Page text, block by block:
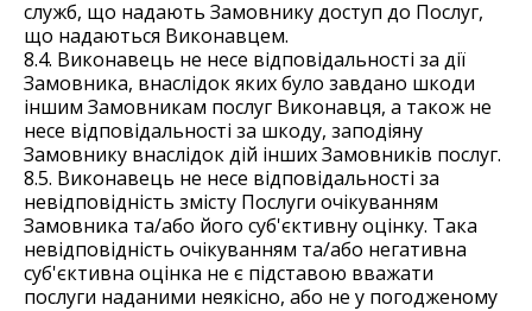
служб, що надають Замовнику доступ до Послуг,
що надаються Виконавцем.
8.4. Виконавець не несе відповідальності за дії
Замовника, внаслідок яких було завдано шкоди
іншим Замовникам послуг Виконавця, а також не
несе відповідальності за шкоду, заподіяну
Замовнику внаслідок дій інших Замовників послуг.
8.5. Виконавець не несе відповідальності за
невідповідність змісту Послуги очікуванням
Замовника та/або його суб'єктивну оцінку. Така
невідповідність очікуванням та/або негативна
суб'єктивна оцінка не є підставою вважати
послуги наданими неякісно, або не у погодженому